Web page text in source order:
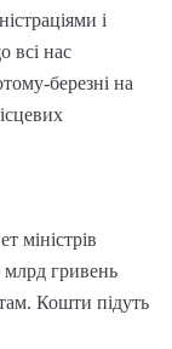
і
всі нас
березні на
міністрів
млрд гривень
Кошти підуть